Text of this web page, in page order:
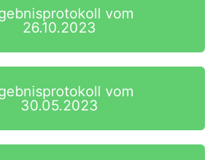
vom
26.10.2023
vom
30.05.2023